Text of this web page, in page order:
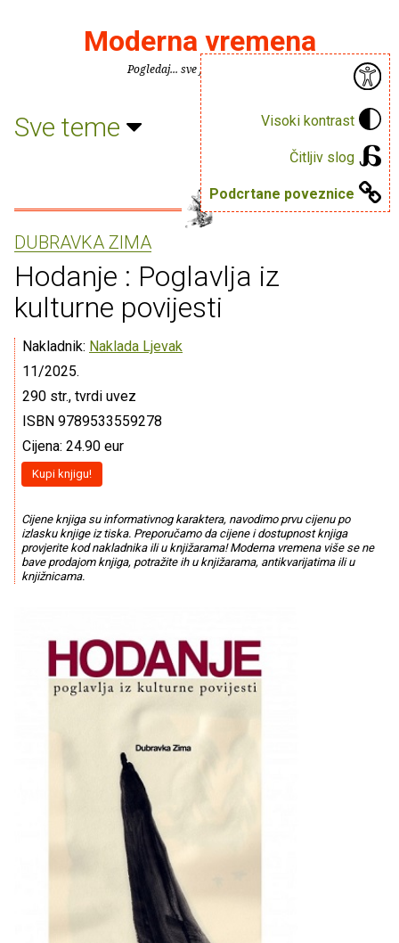
Visoki kontrast
Čitljiv slog
Podcrtane poveznice
Moderna vremena
Pogledaj... sve je puno knjiga.
Sve teme
DUBRAVKA ZIMA
Hodanje : Poglavlja iz
kulturne povijesti
Nakladnik: Naklada Ljevak
11/2025.
290 str., tvrdi uvez
ISBN 9789533559278
Cijena: 24.90 eur
Kupi knjigu!
Cijene knjiga su informativnog karaktera, navodimo prvu cijenu po
izlasku knjige iz tiska. Preporučamo da cijene i dostupnost knjiga
provjerite kod nakladnika ili u knjižarama! Moderna vremena više se ne
bave prodajom knjiga, potražite ih u knjižarama, antikvarijatima ili u
knjižnicama.